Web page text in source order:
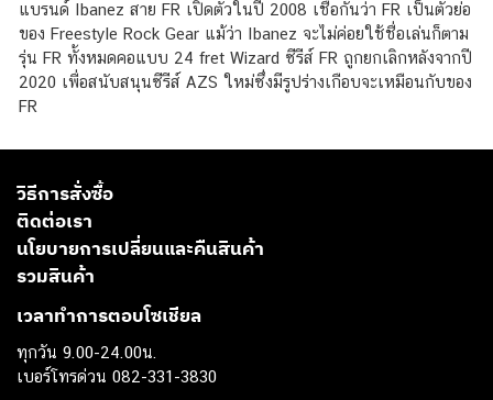
แบรนด์ Ibanez สาย FR เปิดตัวในปี 2008 เชื่อกันว่า FR เป็นตัวย่อ
ของ Freestyle Rock Gear แม้ว่า Ibanez จะไม่ค่อยใช้ชื่อเล่นก็ตาม
รุ่น FR ทั้งหมดคอแบบ 24 fret Wizard ซีรีส์ FR ถูกยกเลิกหลังจากปี
2020 เพื่อสนับสนุนซีรีส์ AZS ใหม่ซึ่งมีรูปร่างเกือบจะเหมือนกับของ
FR
วิธีการสั่งซื้อ
ติดต่อเรา
นโยบายการเปลี่ยนและคืนสินค้า
รวมสินค้า
เวลาทำการตอบโซเชียล
ทุกวัน 9.00-24.00น.
เบอร์โทรด่วน 082-331-3830